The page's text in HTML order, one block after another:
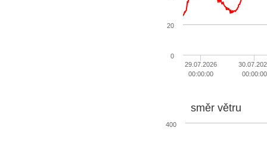
29.07.2026
00:00:00
00:00:00
0
20
směr větru
400